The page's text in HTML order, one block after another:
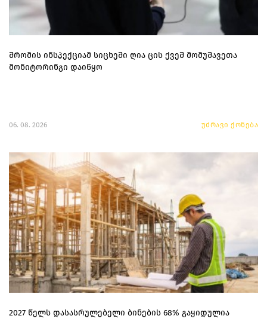
შრომის ინსპექციამ სიცხეში ღია ცის ქვეშ მომუშავეთა
მონიტორინგი დაიწყო
06. 08. 2026 უძრავი ქონება
2027 წელს დასასრულებელი ბინების 68% გაყიდულია